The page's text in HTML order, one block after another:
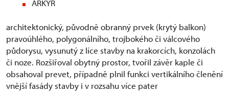
ARKÝŘ
architektonický, původně obranný prvek (krytý balkon)
pravoúhlého, polygonálního, trojbokého či válcového
půdorysu, vysunutý z líce stavby na krakorcích, konzolách
či noze. Rozšiřoval obytný prostor, tvořil závěr kaple či
obsahoval prevet, případně plnil funkci vertikálního členění
vnější fasády stavby i v rozsahu více pater